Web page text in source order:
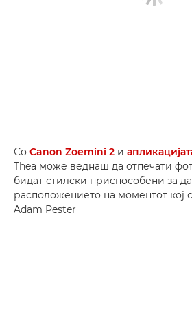
Со Canon Zoemini 2 и
Thea може веднаш да отпечати
бидат стилски приспособени за
расположението на моментот кој
Adam Pester